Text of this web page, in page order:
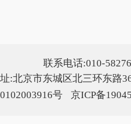
联系电话:010-
:北京市东城区北三环东路
号
京ICP备